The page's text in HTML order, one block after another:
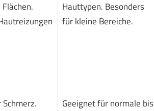
Hauttypen. Besonders
für kleine Bereiche.
Geeignet für normale bis